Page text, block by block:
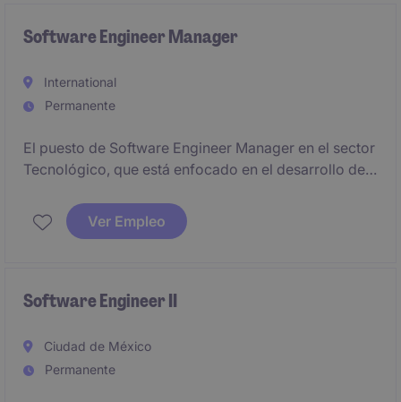
Software Engineer Manager
International
Permanente
El puesto de Software Engineer Manager en el sector
Tecnológico, que está enfocado en el desarrollo de
permanente requiere experiencia en programación y
tecnologías innovadoras.
Ver Empleo
Software Engineer II
Ciudad de México
Permanente